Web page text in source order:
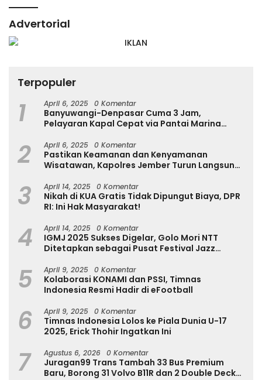
Advertorial
Terpopuler
1 April 6, 2025 0 Komentar
Banyuwangi-Denpasar Cuma 3 Jam,
Pelayaran Kapal Cepat via Pantai Marina
2 April 6, 2025 0 Komentar
Pastikan Keamanan dan Kenyamanan
Wisatawan, Kapolres Jember Turun Langsung
3 April 14, 2025 0 Komentar
Nikah di KUA Gratis Tidak Dipungut Biaya, DPR
RI: Ini Hak Masyarakat!
4 April 14, 2025 0 Komentar
IGMJ 2025 Sukses Digelar, Golo Mori NTT
Ditetapkan sebagai Pusat Festival Jazz
5 April 9, 2025 0 Komentar
Kolaborasi KONAMI dan PSSI, Timnas
Indonesia Resmi Hadir di eFootball
6 April 9, 2025 0 Komentar
Timnas Indonesia Lolos ke Piala Dunia U-17
2025, Erick Thohir Ingatkan Ini
7 Agustus 6, 2026 0 Komentar
Juragan99 Trans Tambah 33 Bus Premium
Baru, Borong 31 Volvo B11R dan 2 Double Decker